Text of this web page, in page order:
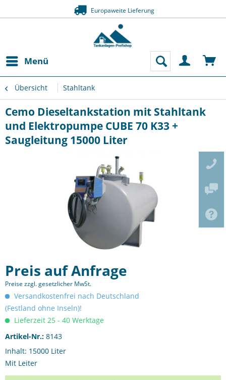
Europaweite Lieferung
Menü
Übersicht Stahltank
Cemo Dieseltankstation mit Stahltank
und Elektropumpe CUBE 70 K33 +
Saugleitung 15000 Liter
Preis auf Anfrage
Preise zzgl. gesetzlicher MwSt.
Versandkostenfrei nach Deutschland
(Festland ohne Inseln)!
Lieferzeit 25 - 40 Werktage
Artikel-Nr.: 8143
Inhalt: 15000 Liter
Mit Leiter